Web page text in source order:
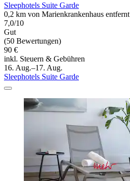
Sleephotels Suite Garde
0,2 km von Marienkrankenhaus entfernt
7,0/10
Gut
(50 Bewertungen)
90 €
inkl. Steuern & Gebühren
16. Aug.–17. Aug.
Sleephotels Suite Garde